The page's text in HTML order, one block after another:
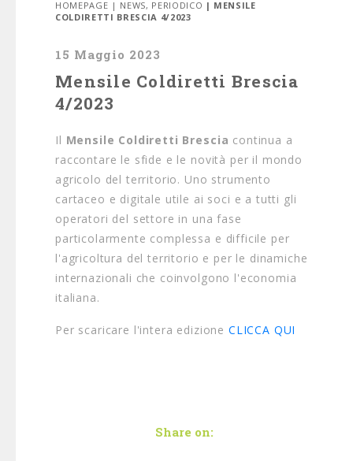
HOMEPAGE | NEWS, PERIODICO | MENSILE
COLDIRETTI BRESCIA 4/2023
15 Maggio 2023
Mensile Coldiretti Brescia
4/2023
Il Mensile Coldiretti Brescia continua a
raccontare le sfide e le novità per il mondo
agricolo del territorio. Uno strumento
cartaceo e digitale utile ai soci e a tutti gli
operatori del settore in una fase
particolarmente complessa e difficile per
l'agricoltura del territorio e per le dinamiche
internazionali che coinvolgono l'economia
italiana.
Per scaricare l'intera edizione CLICCA QUI
Share on: